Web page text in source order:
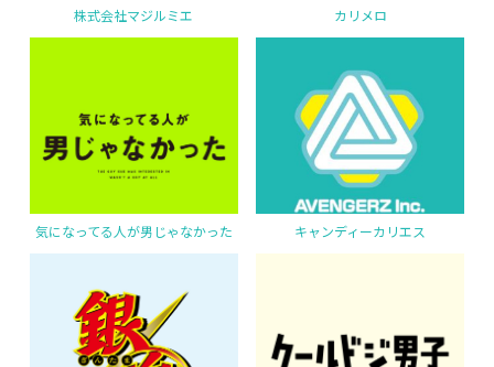
株式会社マジルミエ カリメロ
気になってる人が男じゃなかった キャンディーカリエス